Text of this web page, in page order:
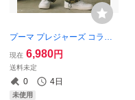
プーマ プレジャーズ コラボ
ウーブン カーゴパンツ USサ
イズXS (S相当) 定価23100円
カーキ PLEASURES
現在 6,980円
送料未定
0 4日
未使用